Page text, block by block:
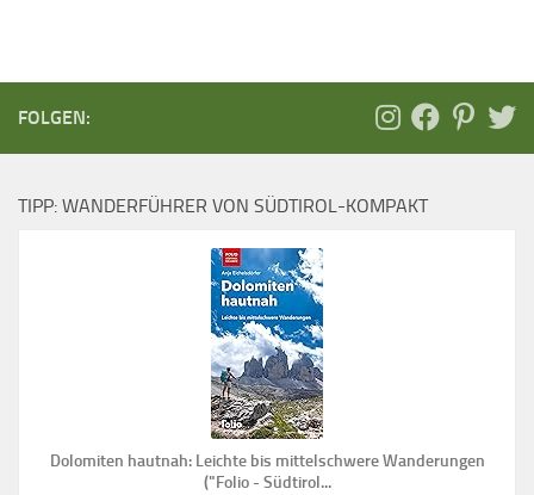
FOLGEN:
TIPP: WANDERFÜHRER VON SÜDTIROL-KOMPAKT
Dolomiten hautnah: Leichte bis mittelschwere Wanderungen
("Folio - Südtirol...